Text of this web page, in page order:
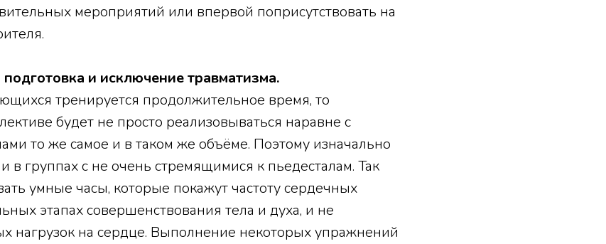
мероприятий или впервой поприсутствовать на
и исключение травматизма.
тренируется продолжительное время, то
будет не просто реализовываться наравне с
то же самое и в таком же объёме. Поэтому изначально
в группах с не очень стремящимися к пьедесталам. Так
умные часы, которые покажут частоту сердечных
этапах совершенствования тела и духа, и не
нагрузок на сердце. Выполнение некоторых упражнений